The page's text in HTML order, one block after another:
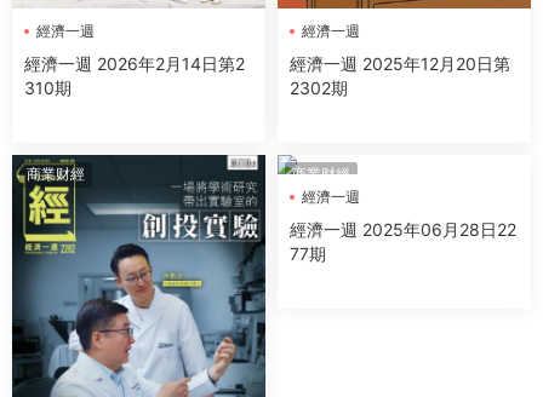
經濟一週
經濟一週 2026年2月14日第2
310期
經濟一週
經濟一週 2025年12月20日第
2302期
商業财經
商業财經
經濟一週
經濟一週 2025年06月28日22
77期